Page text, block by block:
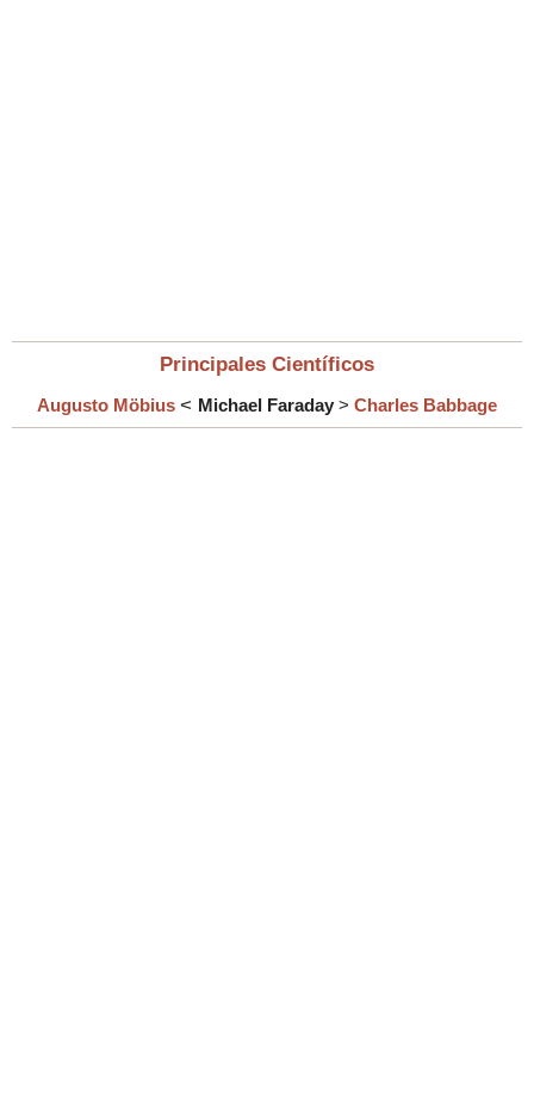
Principales Científicos
Augusto Möbius < Michael Faraday > Charles Babbage